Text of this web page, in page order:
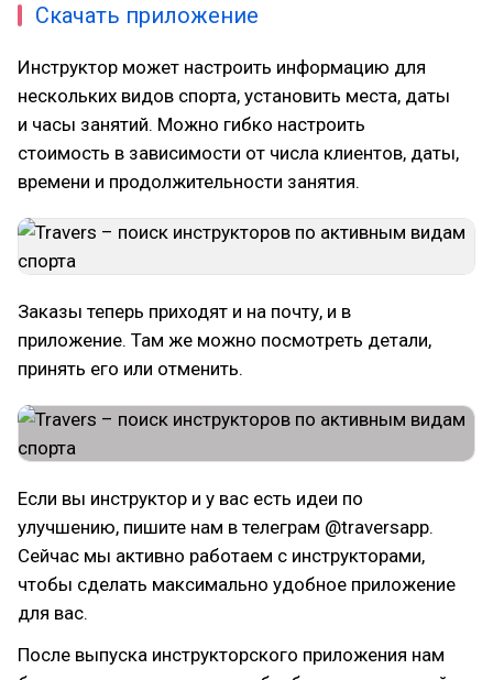
Скачать приложение
Инструктор может настроить информацию для
нескольких видов спорта, установить места, даты
и часы занятий. Можно гибко настроить
стоимость в зависимости от числа клиентов, даты,
времени и продолжительности занятия.
Заказы теперь приходят и на почту, и в
приложение. Там же можно посмотреть детали,
принять его или отменить.
Если вы инструктор и у вас есть идеи по
улучшению, пишите нам в телеграм @traversapp.
Сейчас мы активно работаем с инструкторами,
чтобы сделать максимально удобное приложение
для вас.
После выпуска инструкторского приложения нам